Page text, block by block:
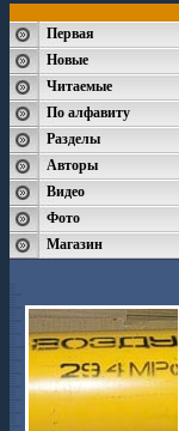
Первая
Новые
Читаемые
По алфавиту
Разделы
Авторы
Видео
Фото
Магазин